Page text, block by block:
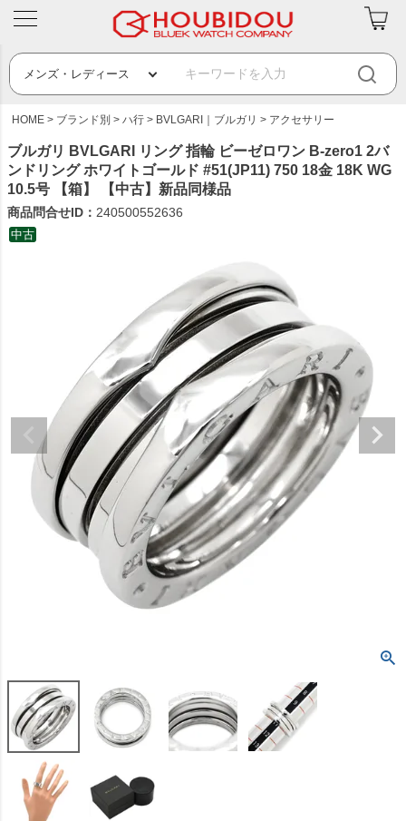
HOME ブランド別 ハ行 BVLGARI｜ブルガリ アクセサリー
ブルガリ BVLGARI リング 指輪 ビーゼロワン B-zero1 2バ
ンドリング ホワイトゴールド #51(JP11) 750 18金 18K WG
10.5号 【箱】 【中古】新品同様品
商品問合せID： 240500552636
中古